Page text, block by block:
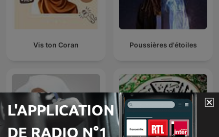
Vis ton Coran Poussières d'étoiles